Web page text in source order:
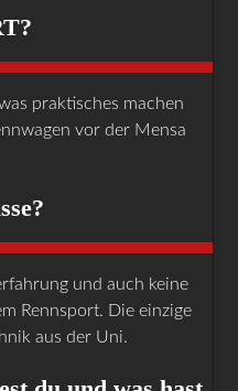
praktisches machen
vor der Mensa
und auch keine
Rennsport. Die einzige
aus der Uni.